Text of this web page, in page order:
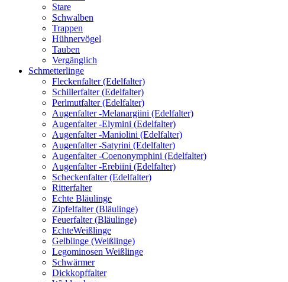
Stare
Schwalben
Trappen
Hühnervögel
Tauben
Vergänglich
Schmetterlinge
Fleckenfalter (Edelfalter)
Schillerfalter (Edelfalter)
Perlmutfalter (Edelfalter)
Augenfalter -Melanargiini (Edelfalter)
Augenfalter -Elymini (Edelfalter)
Augenfalter -Maniolini (Edelfalter)
Augenfalter -Satyrini (Edelfalter)
Augenfalter -Coenonymphini (Edelfalter)
Augenfalter -Erebiini (Edelfalter)
Scheckenfalter (Edelfalter)
Ritterfalter
Echte Bläulinge
Zipfelfalter (Bläulinge)
Feuerfalter (Bläulinge)
EchteWeißlinge
Gelblinge (Weißlinge)
Legominosen Weißlinge
Schwärmer
Dickkopffalter